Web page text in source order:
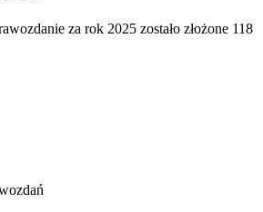
za rok 2025 zostało złożone 118